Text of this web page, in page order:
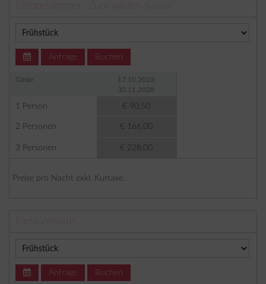
Doppelzimmer "Zum wilden Kaiser"
Anfrage Buchen
Gäste
1 Person
2 Personen
3 Personen
17.10.2023
30.11.2028
€ 90,50
€ 166,00
€ 228,00
Preise pro Nacht exkl. Kurtaxe.
Familiensuite
Anfrage Buchen